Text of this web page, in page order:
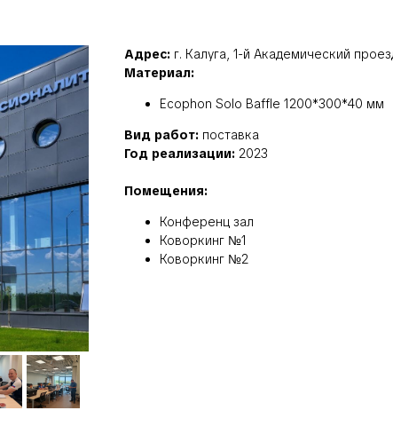
Адрес: г. Калуга, 1-й Академический
Материал:
Ecophon Solo Baffle 1200*300*40 мм
Вид работ: поставка
Год реализации: 2023
Помещения:
Конференц зал
Коворкинг №1
Коворкинг №2